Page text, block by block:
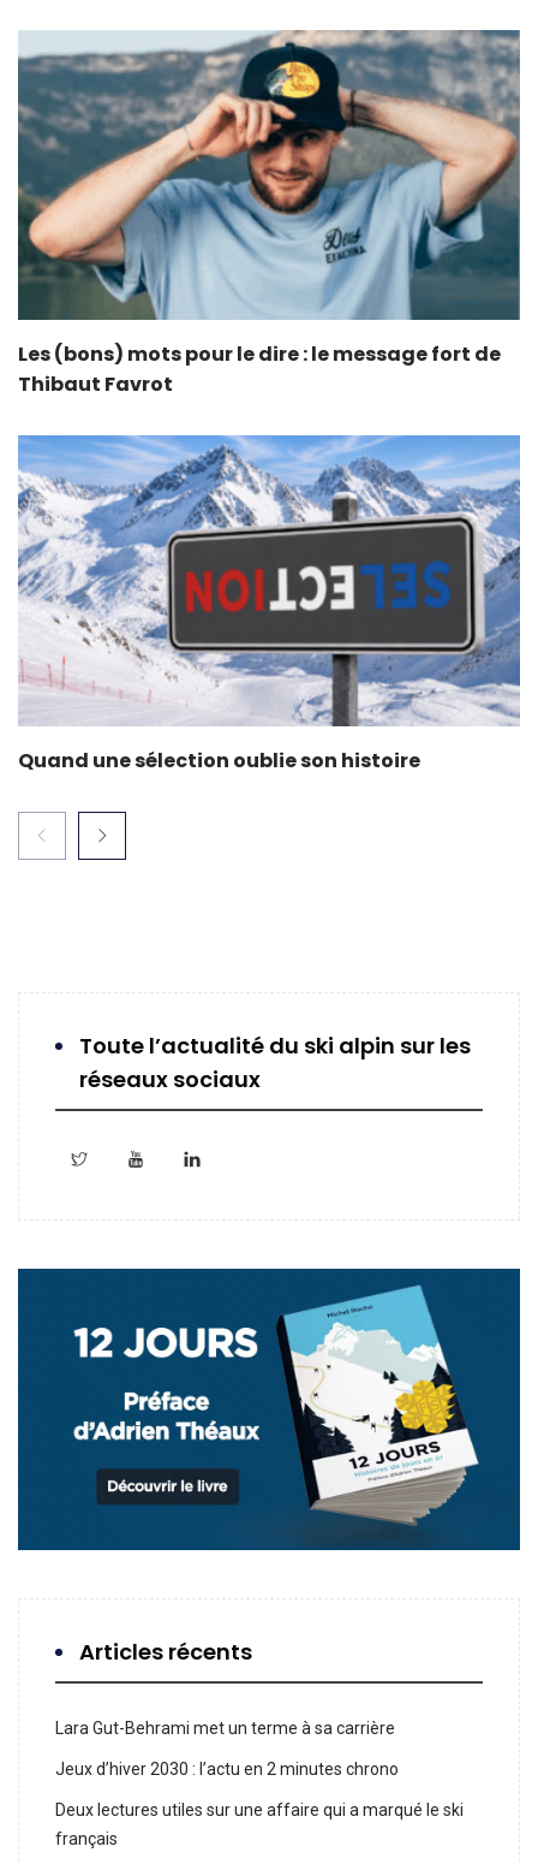
Les (bons) mots pour le dire : le message fort de
Thibaut Favrot
Quand une sélection oublie son histoire
Toute l’actualité du ski alpin sur les
réseaux sociaux
Articles récents
Lara Gut-Behrami met un terme à sa carrière
Jeux d’hiver 2030 : l’actu en 2 minutes chrono
Deux lectures utiles sur une affaire qui a marqué le ski
français